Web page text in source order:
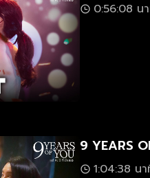
0:56:08 น
9 YEARS
1:04:38 น